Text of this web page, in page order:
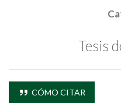
Tesis
CÓMO CITAR